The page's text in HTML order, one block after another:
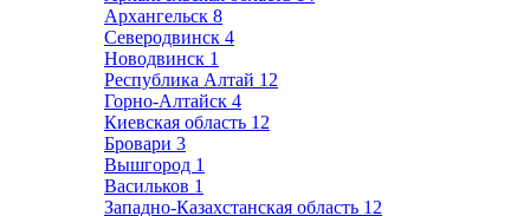
Архангельск 8
Северодвинск 4
Новодвинск 1
Республика Алтай 12
Горно-Алтайск 4
Киевская область 12
Бровари 3
Вышгород 1
Васильков 1
Западно-Казахстанская область 12